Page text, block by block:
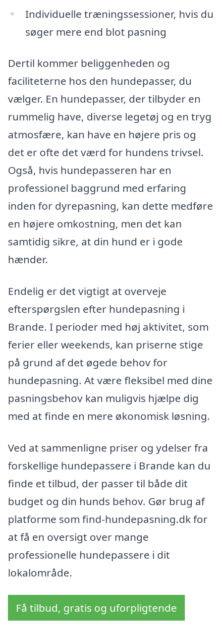
Individuelle træningssessioner, hvis du
søger mere end blot pasning
Dertil kommer beliggenheden og
faciliteterne hos den hundepasser, du
vælger. En hundepasser, der tilbyder en
rummelig have, diverse legetøj og en tryg
atmosfære, kan have en højere pris og
det er ofte det værd for hundens trivsel.
Også, hvis hundepasseren har en
professionel baggrund med erfaring
inden for dyrepasning, kan dette medføre
en højere omkostning, men det kan
samtidig sikre, at din hund er i gode
hænder.
Endelig er det vigtigt at overveje
efterspørgslen efter hundepasning i
Brande. I perioder med høj aktivitet, som
ferier eller weekends, kan priserne stige
på grund af det øgede behov for
hundepasning. At være fleksibel med dine
pasningsbehov kan muligvis hjælpe dig
med at finde en mere økonomisk løsning.
Ved at sammenligne priser og ydelser fra
forskellige hundepassere i Brande kan du
finde et tilbud, der passer til både dit
budget og din hunds behov. Gør brug af
platforme som find-hundepasning.dk for
at få en oversigt over mange
professionelle hundepassere i dit
lokalområde.
Få tilbud, gratis og uforpligtende